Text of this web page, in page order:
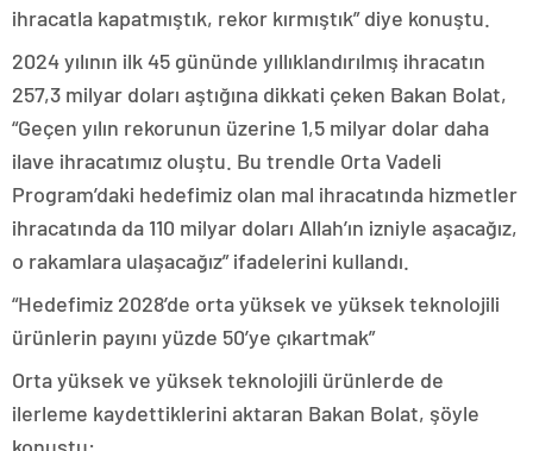
ihracatla kapatmıştık, rekor kırmıştık” diye konuştu.
2024 yılının ilk 45 gününde yıllıklandırılmış ihracatın
257,3 milyar doları aştığına dikkati çeken Bakan Bolat,
“Geçen yılın rekorunun üzerine 1,5 milyar dolar daha
ilave ihracatımız oluştu. Bu trendle Orta Vadeli
Program’daki hedefimiz olan mal ihracatında hizmetler
ihracatında da 110 milyar doları Allah’ın izniyle aşacağız,
o rakamlara ulaşacağız” ifadelerini kullandı.
“Hedefimiz 2028’de orta yüksek ve yüksek teknolojili
ürünlerin payını yüzde 50’ye çıkartmak”
Orta yüksek ve yüksek teknolojili ürünlerde de
ilerleme kaydettiklerini aktaran Bakan Bolat, şöyle